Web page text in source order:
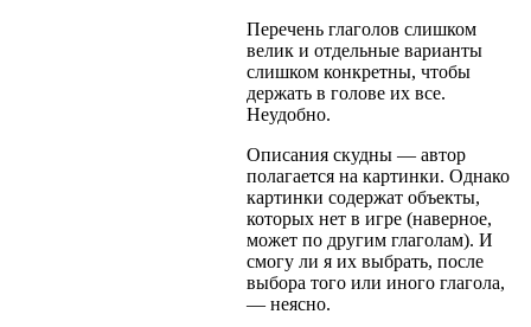
Перечень глаголов слишком
велик и отдельные варианты
слишком конкретны, чтобы
держать в голове их все.
Неудобно.
Описания скудны — автор
полагается на картинки. Однако
картинки содержат объекты,
которых нет в игре (наверное,
может по другим глаголам). И
смогу ли я их выбрать, после
выбора того или иного глагола,
— неясно.